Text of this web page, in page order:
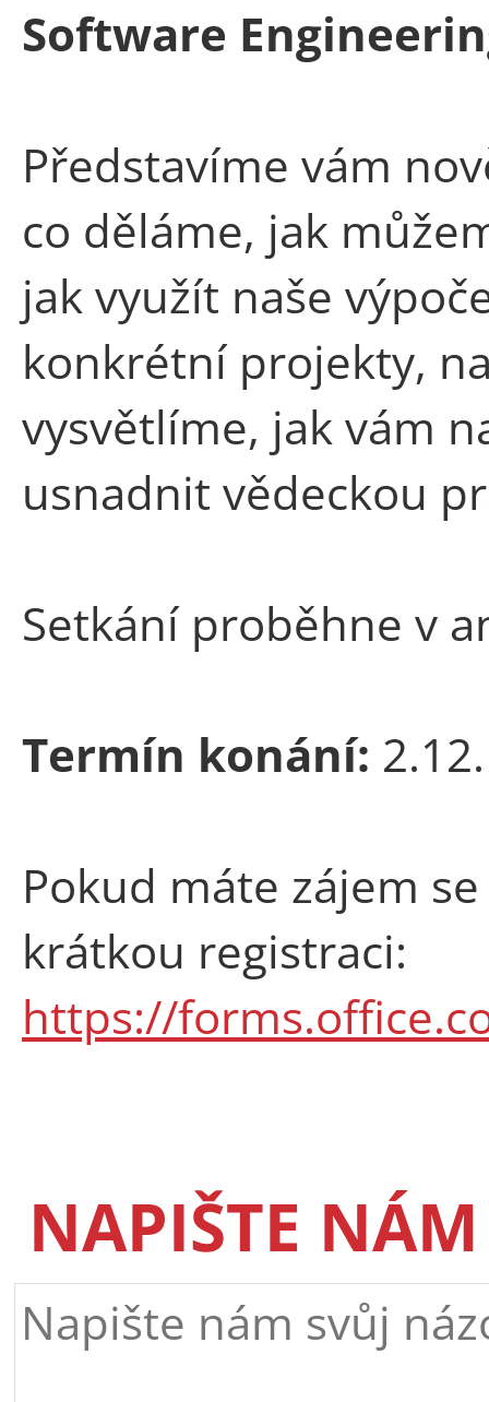
Software
Představíme vám
co děláme, jak
jak využít naše
konkrétní projekty,
vysvětlíme, jak vám
usnadnit vědeckou
Setkání proběhne v
Termín konání:
Pokud máte zájem
krátkou registraci:
https://
NAPIŠTE NÁM